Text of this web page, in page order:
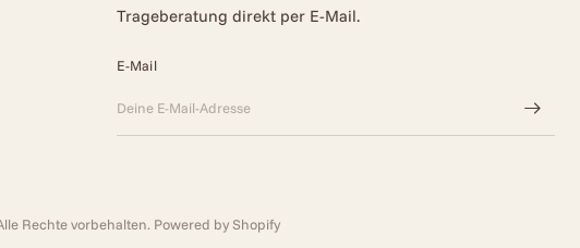
Trageberatung direkt per E-Mail.
E-Mail
Rechte vorbehalten. Powered by Shopify